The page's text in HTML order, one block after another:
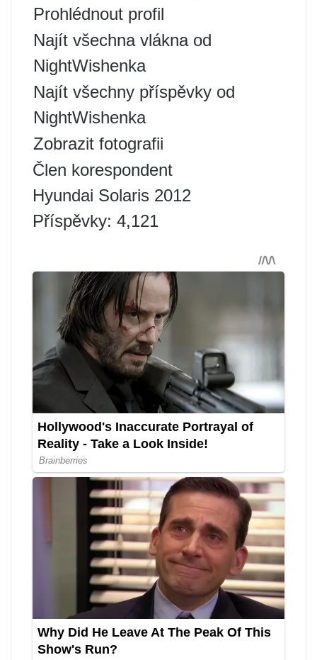
Prohlédnout profil
Najít všechna vlákna od
NightWishenka
Najít všechny příspěvky od
NightWishenka
Zobrazit fotografii
Člen korespondent
Hyundai Solaris 2012
Příspěvky: 4,121